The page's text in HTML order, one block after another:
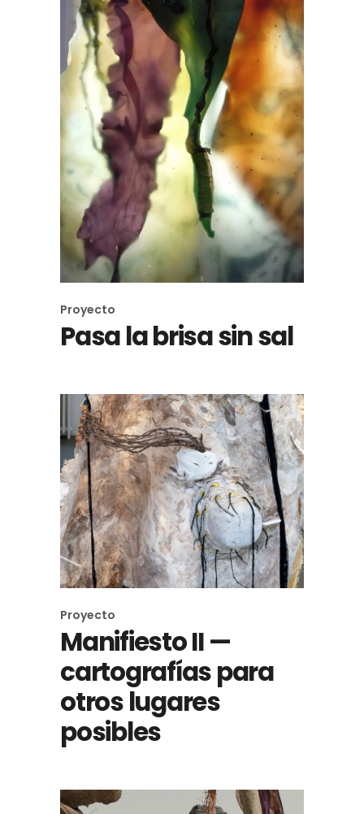
Proyecto
Pasa la brisa sin sal
Proyecto
Manifiesto II —
cartografías para
otros lugares
posibles